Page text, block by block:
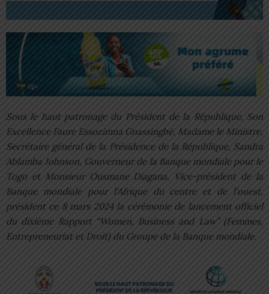
Sous le haut patronage du Président de la République, Son
Excellence Faure Essozimna Gnassingbé, Madame le Ministre,
Secrétaire général de la Présidence de la République, Sandra
Ablamba Johnson, Gouverneur de la Banque mondiale pour le
Togo et Monsieur Ousmane Diagana, Vice-président de la
Banque mondiale pour l’Afrique du centre et de l’ouest,
président ce 8 mars 2024 la cérémonie de lancement officiel
du dixième Rapport “Women, Business and Law” (Femmes,
Entrepreneuriat et Droit) du Groupe de la Banque mondiale.